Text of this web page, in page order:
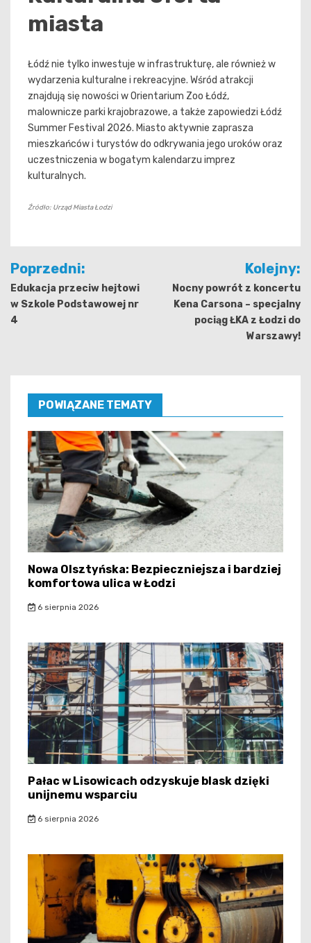
miasta
Łódź nie tylko inwestuje w infrastrukturę, ale również w
wydarzenia kulturalne i rekreacyjne. Wśród atrakcji
znajdują się nowości w Orientarium Zoo Łódź,
malownicze parki krajobrazowe, a także zapowiedzi Łódź
Summer Festival 2026. Miasto aktywnie zaprasza
mieszkańców i turystów do odkrywania jego uroków oraz
uczestniczenia w bogatym kalendarzu imprez
kulturalnych.
Źródło: Urząd Miasta Łodzi
Nawigacja
wpisu
Poprzedni:
Edukacja przeciw hejtowi
w Szkole Podstawowej nr
4
Kolejny:
Nocny powrót z koncertu
Kena Carsona – specjalny
pociąg ŁKA z Łodzi do
Warszawy!
POWIĄZANE TEMATY
Nowa Olsztyńska: Bezpieczniejsza i bardziej
komfortowa ulica w Łodzi
6 sierpnia 2026
Pałac w Lisowicach odzyskuje blask dzięki
unijnemu wsparciu
6 sierpnia 2026